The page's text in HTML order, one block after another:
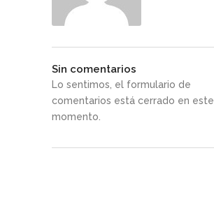
Sin comentarios
Lo sentimos, el formulario de
comentarios está cerrado en este
momento.